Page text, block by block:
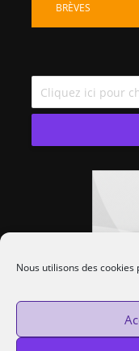
Nous utilisons des
BRÈVES